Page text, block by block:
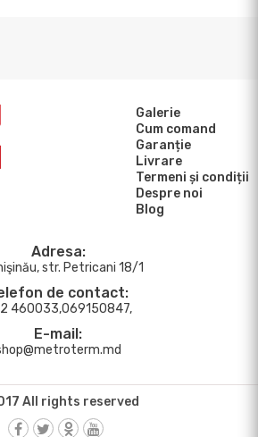
Galerie
Cum comand
Garanție
Livrare
Termeni și condiții
Despre noi
Blog
Adresa:
str. Petricani 18/1
de contact:
460033,069150847,
E-mail:
All rights reserved